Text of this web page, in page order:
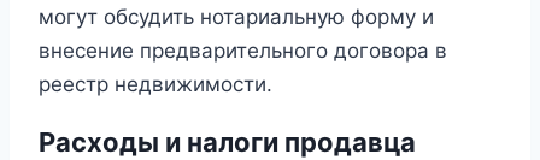
могут обсудить нотариальную форму и
внесение предварительного договора в
реестр недвижимости.
Расходы и налоги продавца